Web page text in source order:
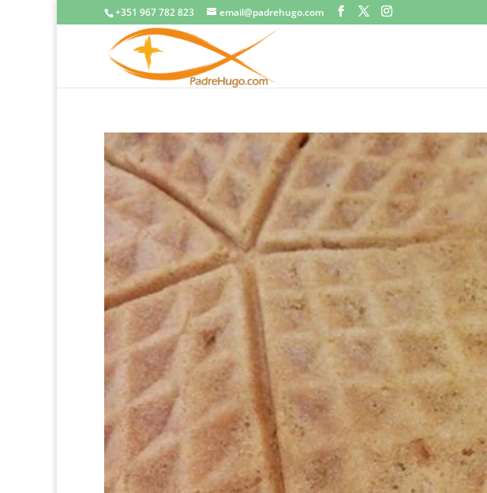
+351 967 782 823 email@padrehugo.com